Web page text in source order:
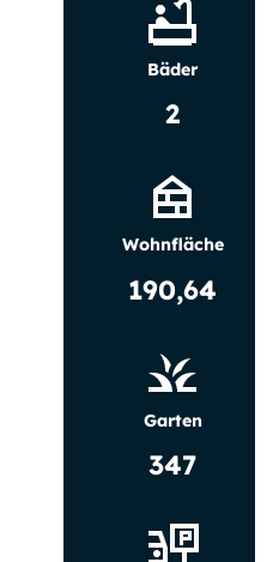
Bäder
2
Wohnfläche
190,64
Garten
347